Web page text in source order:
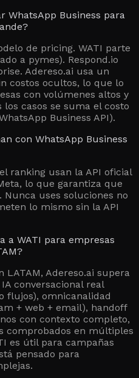
WhatsApp Business para
de pricing. WATI parte
a pymes). Respond.io
Adereso.ai usa un
costos ocultos, lo que lo
con volúmenes altos y
casos se suma el costo
Business API).
con WhatsApp Business
ranking usan la API oficial
lo que garantiza que
uses soluciones no
lo mismo sin la API
a WATI para empresas
LATAM, Adereso.ai supera
conversacional real
flujos), omnicanalidad
+ web + email), handoff
con contexto completo,
comprobados en múltiples
es útil para campañas
pensado para